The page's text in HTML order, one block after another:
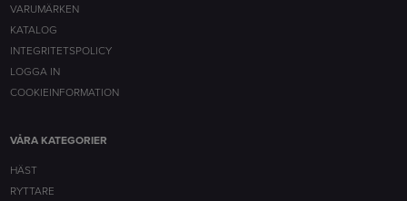
VARUMÄRKEN
KATALOG
INTEGRITETSPOLICY
LOGGA IN
COOKIEINFORMATION
VÅRA KATEGORIER
HÄST
RYTTARE